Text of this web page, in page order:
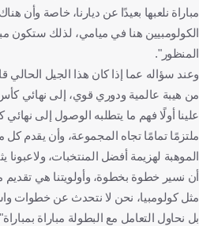
مباراة نلعبها بعيدًا عن ديارنا، خاصة وأن
الكولومبيين هنا في ميامي، لذلك ستكون
المنظور".
وعند سؤاله عما إذا كان هذا الجيل الحالي
من هيبة عالمية ودوري قوي، إلى نهائي كأس
علينا أولًا فهم ما يتطلبه الوصول إلى
ملتزمًا تمامًا تجاه المجموعة، وأن يقدم كل
الموهبة لهزيمة أفضل المنتخبات، ولاعبونا
أن نسير خطوة بخطوة، وأولويتنا هي
مثل كولومبيا، نحن لا نتحدث عن خطوات
بل نحاول التعامل مع البطولة مباراة